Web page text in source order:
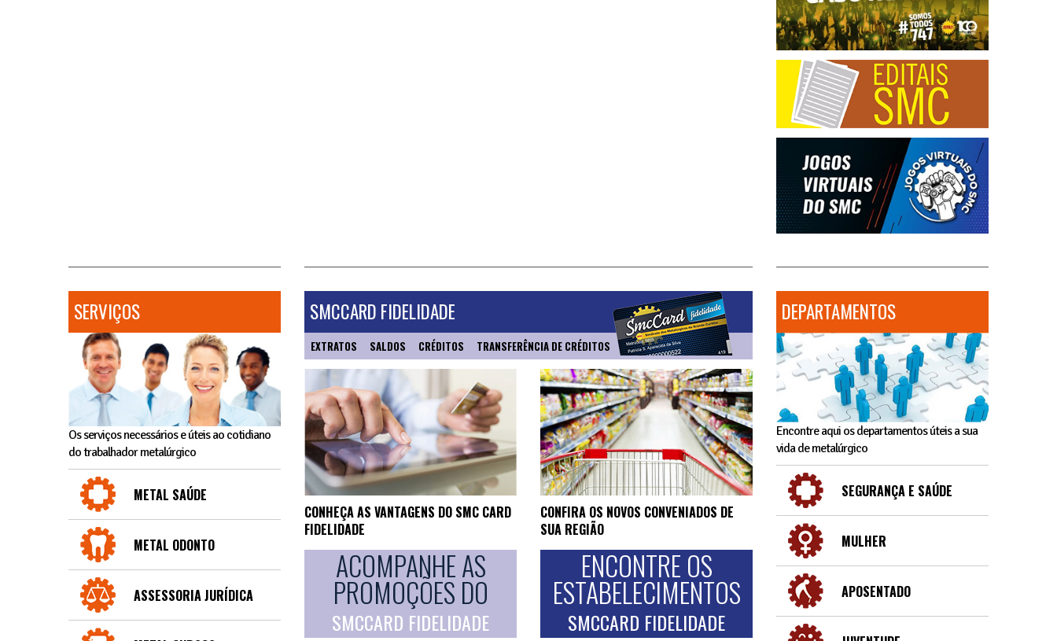
SERVIÇOS
Os serviços necessários e úteis ao cotidiano
do trabalhador metalúrgico
METAL SAÚDE
METAL ODONTO
ASSESSORIA JURÍDICA
SMCCARD FIDELIDADE
EXTRATOS SALDOS CRÉDITOS TRANSFERÊNCIA DE CRÉDITOS
CONHEÇA AS VANTAGENS DO SMC CARD
FIDELIDADE
ACOMPANHE AS
PROMOÇÕES DO
SMCCARD FIDELIDADE
CONFIRA OS NOVOS CONVENIADOS DE
SUA REGIÃO
ENCONTRE OS
ESTABELECIMENTOS
SMCCARD FIDELIDADE
DEPARTAMENTOS
Encontre aqui os departamentos úteis a sua
vida de metalúrgico
SEGURANÇA E SAÚDE
MULHER
APOSENTADO